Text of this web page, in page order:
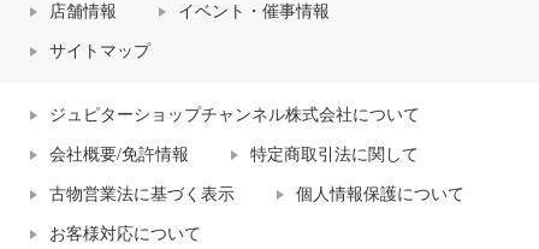
店舗情報 イベント・催事情報
サイトマップ
ジュピターショップチャンネル株式会社について
会社概要/免許情報 特定商取引法に関して
古物営業法に基づく表示 個人情報保護について
お客様対応について